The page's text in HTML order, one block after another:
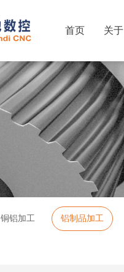
首页 关于
铜铝加工 铝制品加工